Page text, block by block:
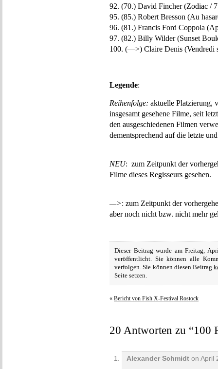
92. (70.) David Fincher (Zodiac /
95. (85.) Robert Bresson (Au
96. (81.) Francis Ford Coppola
97. (82.) Billy Wilder (Sunset
100. (—>) Claire Denis (Vendredi
Legende:
Reihenfolge: aktuelle Platzierung,
insgesamt gesehene Filme, seit
den ausgeschiedenen Filmen
dementsprechend auf die letzte
NEU: zum Zeitpunkt der
Filme dieses Regisseurs gesehen.
—>: zum Zeitpunkt der
aber noch nicht bzw. nicht mehr
Dieser Beitrag wurde am Freitag,
veröffentlicht. Sie können alle
verfolgen. Sie können diesen Beitrag
Seite setzen.
« Bericht von Fish X-Festival Rostock
20 Antworten zu “100
Alexander Schmidt on April